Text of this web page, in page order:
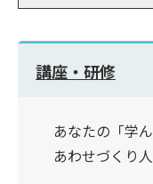
講座・研修
あなたの「学
あわせづくり